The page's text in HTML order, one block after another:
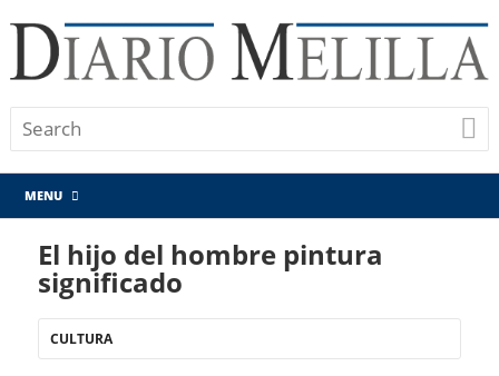
MENU
El hijo del hombre pintura
significado
CULTURA